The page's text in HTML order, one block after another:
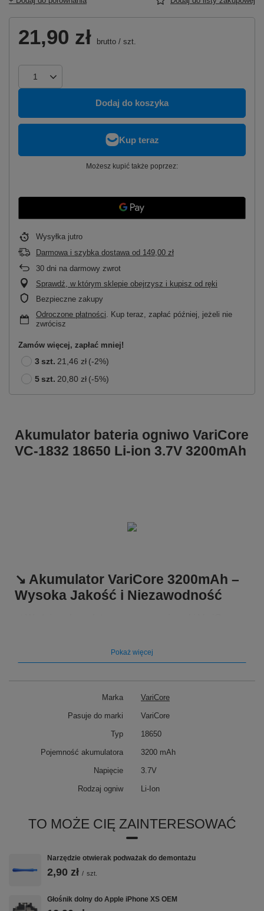
21,90 zł brutto / szt.
Dodaj do koszyka
Możesz kupić także poprzez:
Zamów więcej, zapłać mniej!
3 szt. 21,46 zł (-2%)
5szt. 20,80 zł (-5%)
Wysyłka jutro
Darmowa i szybka dostawa od 149,00 zł
30 dni na darmowy zwrot
Sprawdź, w którym sklepie obejrzysz i kupisz od ręki
Bezpieczne zakupy
Odroczone płatności . Kup teraz, zapłać później, jeżeli nie
zwrócisz
Akumulator bateria ogniwo VariCore
VC-1832 18650 Li-ion 3.7V 3200mAh
↘️ Akumulator VariCore 3200mAh –
Wysoka Jakość i Niezawodność
✅ Rzeczywista pojemność – pełne 3200mAh, bez
ogniwa.
✅ Uniwersalne zastosowanie – doskonały wybór do
szerokiej gamy urządzeń mobilnych i
bezprzewodowych. Możliwość łączenia w pakiety dla
jeszcze większej wydajności.
⚙️ Specyfikacja techniczna:
Marka:
Bateria:18650
Pokaż więcej
Marka VariCore
Pasuje do marki VariCore
Typ 18650
Pojemność akumulatora 3200 mAh
Napięcie 3.7V
Rodzaj ogniw Li-Ion
TO MOŻE CIĘ ZAINTERESOWAĆ
Narzędzie otwierak podważak do demontażu
2,90 zł / szt.
Głośnik dolny do Apple iPhone XS OEM